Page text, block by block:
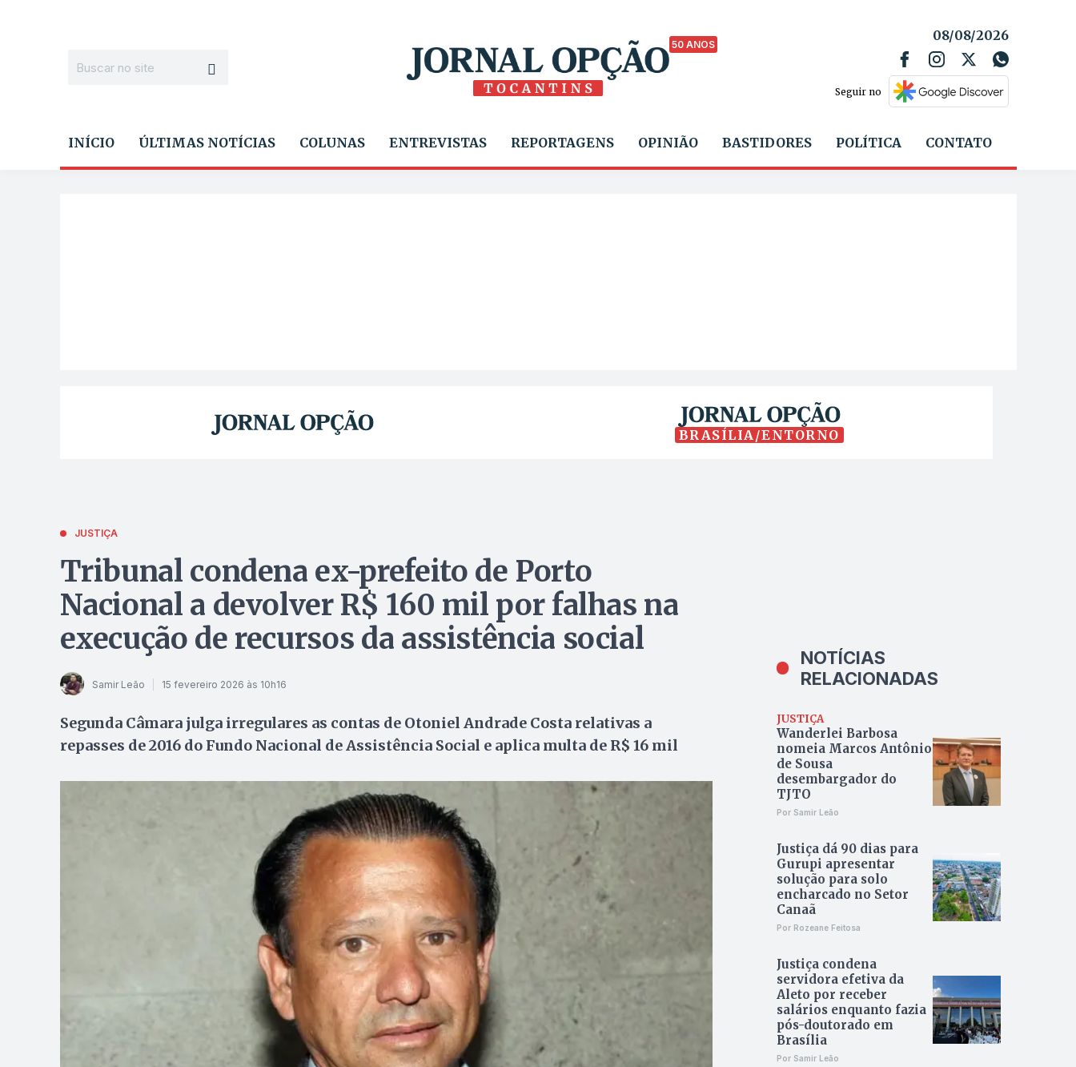
50 ANOS
08/08/2026
Seguir no
INÍCIO ÚLTIMAS NOTÍCIAS COLUNAS ENTREVISTAS REPORTAGENS OPINIÃO BASTIDORES POLÍTICA CONTATO
BRASÍLIA/ENTORNO
JUSTIÇA
Tribunal condena ex-prefeito de Porto
Nacional a devolver R$ 160 mil por falhas na
execução de recursos da assistência social
Samir Leão 15 fevereiro 2026 às 10h16
Segunda Câmara julga irregulares as contas de Otoniel Andrade Costa relativas a
repasses de 2016 do Fundo Nacional de Assistência Social e aplica multa de R$ 16 mil
NOTÍCIAS
RELACIONADAS
JUSTIÇA
Wanderlei Barbosa
nomeia Marcos Antônio
de Sousa
desembargador do
TJTO
Por Samir Leão
Justiça dá 90 dias para
Gurupi apresentar
solução para solo
encharcado no Setor
Canaã
Por Rozeane Feitosa
Justiça condena
servidora efetiva da
Aleto por receber
salários enquanto fazia
pós-doutorado em
Brasília
Por Samir Leão